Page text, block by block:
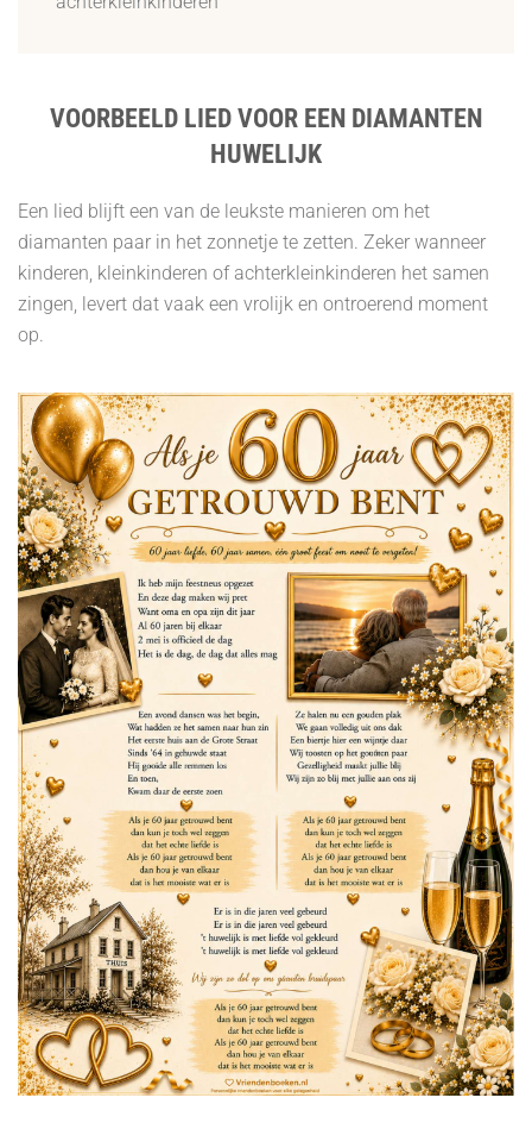
VOORBEELD LIED VOOR EEN DIAMANTEN
HUWELIJK
Een lied blijft een van de leukste manieren om het
diamanten paar in het zonnetje te zetten. Zeker wanneer
kinderen, kleinkinderen of achterkleinkinderen het samen
zingen, levert dat vaak een vrolijk en ontroerend moment
op.